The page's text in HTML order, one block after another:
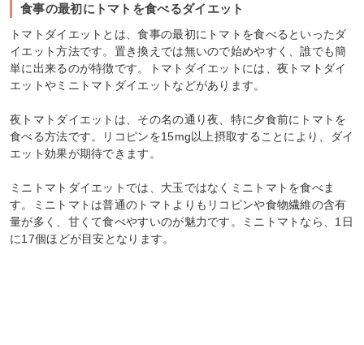
食事の最初にトマトを食べるダイエット
トマトダイエットとは、食事の最初にトマトを食べるといったダ
イエット方法です。置き換えでは無いので始めやすく、誰でも簡
単に出来るのが特徴です。トマトダイエットには、夜トマトダイ
エットやミニトマトダイエットなどがあります。
夜トマトダイエットは、その名の通り夜、特に夕食前にトマトを
食べる方法です。リコピンを15mg以上摂取することにより、ダイ
エット効果が期待できます。
ミニトマトダイエットでは、大玉ではなくミニトマトを食べま
す。ミニトマトは普通のトマトよりもリコピンや食物繊維の含有
量が多く、甘くて食べやすいのが魅力です。ミニトマトなら、1日
に17個ほどが目安となります。